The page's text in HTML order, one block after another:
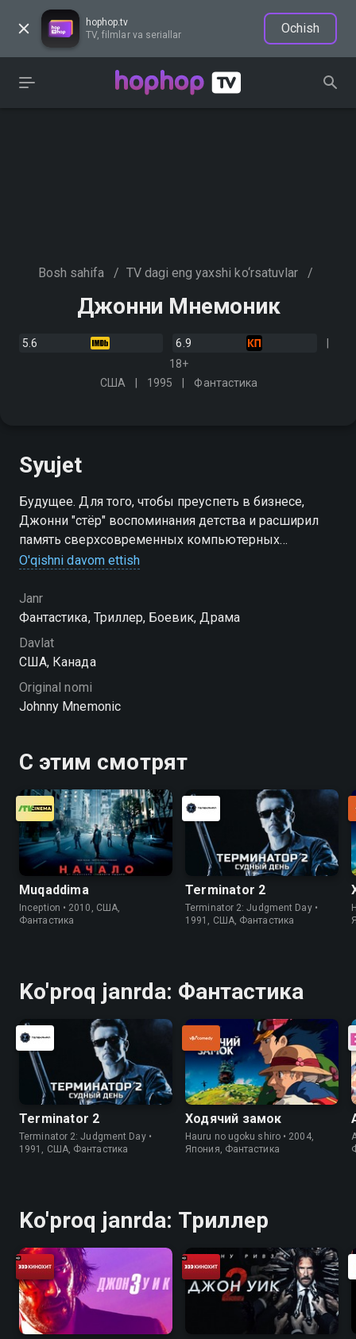
hophop.tv
TV, filmlar va seriallar
Ochish
Bosh sahifa / TV dagi eng yaxshi ko‘rsatuvlar /
Джонни Мнемоник
5.6
6.9
18+
США
1995 Фантастика
Syujet
Будущее. Для того, чтобы преуспеть в бизнесе,
Джонни "стёр" воспоминания детства и расширил
память сверхсовременных компьютерных
приспособлений. Но и этого оказалось мало для
O'qishni davom ettish
Janr
Фантастика, Триллер, Боевик, Драма
Davlat
США, Канада
Original nomi
Johnny Mnemonic
С этим смотрят
Muqaddima
Inception • 2010, США,
Фантастика
Terminator 2
Terminator 2: Judgment Day •
1991, США, Фантастика
Ko'proq janrda: Фантастика
Terminator 2
Terminator 2: Judgment Day •
1991, США, Фантастика
Ходячий замок
Hauru no ugoku shiro • 2004,
Япония, Фантастика
Ko'proq janrda: Триллер